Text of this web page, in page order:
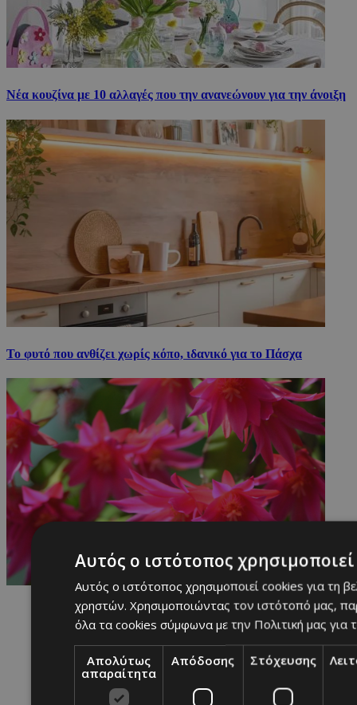
Νέα κουζίνα με 10 αλλαγές που την ανανεώνουν για την άνοιξη
Το φυτό που ανθίζει χωρίς κόπο, ιδανικό για το Πάσχα
Αυτός ο ιστότοπος
Αυτός ο ιστότοπος χρησιμοποιεί cookies για τη
χρηστών. Χρησιμοποιώντας τον ιστότοπό μας,
όλα τα cookies σύμφωνα με την Πολιτική μας για
Απολύτως
απαραίτητα
Απόδοσης Στόχευσης